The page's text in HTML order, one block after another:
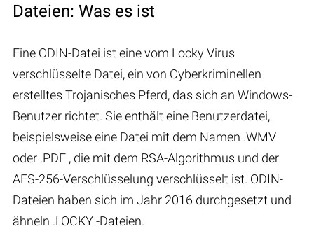
Dateien: Was es ist
Eine ODIN-Datei ist eine vom Locky Virus
verschlüsselte Datei, ein von Cyberkriminellen
erstelltes Trojanisches Pferd, das sich an Windows-
Benutzer richtet. Sie enthält eine Benutzerdatei,
beispielsweise eine Datei mit dem Namen .WMV
oder .PDF , die mit dem RSA-Algorithmus und der
AES-256-Verschlüsselung verschlüsselt ist. ODIN-
Dateien haben sich im Jahr 2016 durchgesetzt und
ähneln .LOCKY -Dateien.